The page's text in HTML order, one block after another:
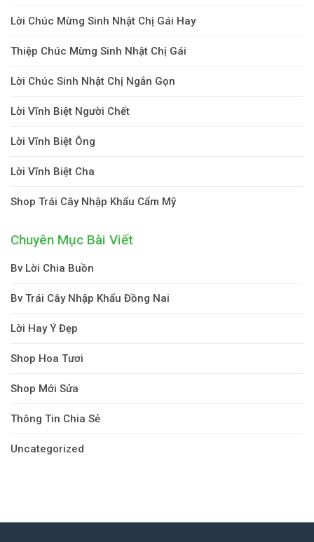
Lời Chúc Mừng Sinh Nhật Chị Gái Hay
Thiệp Chúc Mừng Sinh Nhật Chị Gái
Lời Chúc Sinh Nhật Chị Ngắn Gọn
Lời Vĩnh Biệt Người Chết
Lời Vĩnh Biệt Ông
Lời Vĩnh Biệt Cha
Shop Trái Cây Nhập Khẩu Cẩm Mỹ
Chuyên Mục Bài Viết
Bv Lời Chia Buồn
Bv Trái Cây Nhập Khẩu Đồng Nai
Lời Hay Ý Đẹp
Shop Hoa Tươi
Shop Mới Sửa
Thông Tin Chia Sẻ
Uncategorized